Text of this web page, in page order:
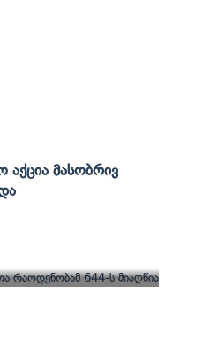
Მასობრივ